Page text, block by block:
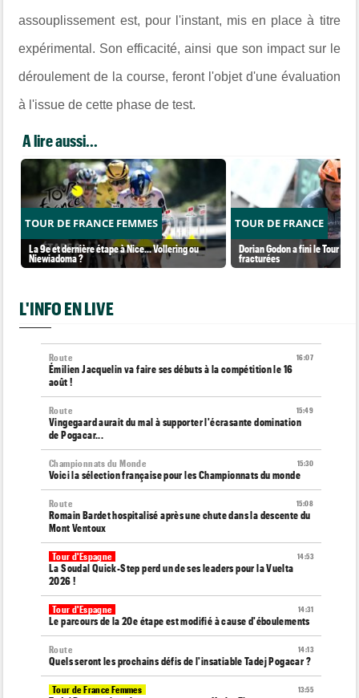
assouplissement est, pour l'instant, mis en place à titre
expérimental. Son efficacité, ainsi que son impact sur le
déroulement de la course, feront l'objet d'une évaluation
à l'issue de cette phase de test.
A lire aussi...
TOUR DE FRANCE FEMMES
La 9e et dernière étape à Nice... Vollering ou
Niewiadoma ?
TOUR DE FRANCE
Dorian Godon a fini le Tour
fracturées
L'INFO EN LIVE
16:07
Route
Émilien Jacquelin va faire ses débuts à la compétition le 16
août !
15:49
Route
Vingegaard aurait du mal à supporter l'écrasante domination
de Pogacar...
15:30
Championnats du Monde
Voici la sélection française pour les Championnats du monde
15:08
Route
Romain Bardet hospitalisé après une chute dans la descente du
Mont Ventoux
14:53
Tour d'Espagne
La Soudal Quick-Step perd un de ses leaders pour la Vuelta
2026 !
14:31
Tour d'Espagne
Le parcours de la 20e étape est modifié à cause d'éboulements
14:13
Route
Quels seront les prochains défis de l'insatiable Tadej Pogacar ?
13:55
Tour de France Femmes